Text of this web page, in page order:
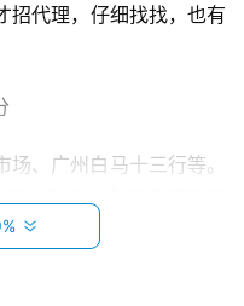
招代理，仔细找找，也有
、广州白马十三行等。
淘宝搜下有没有同款产
己有没有机会。其实不用